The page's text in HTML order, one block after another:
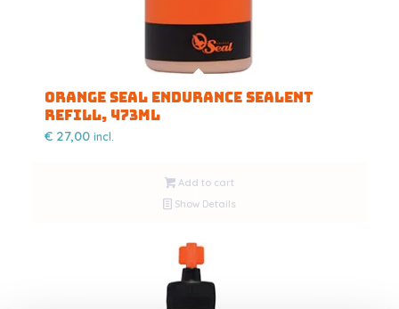
Orange Seal Endurance Sealent
refill, 473ml
€27,00 incl.
Add to cart
Show Details